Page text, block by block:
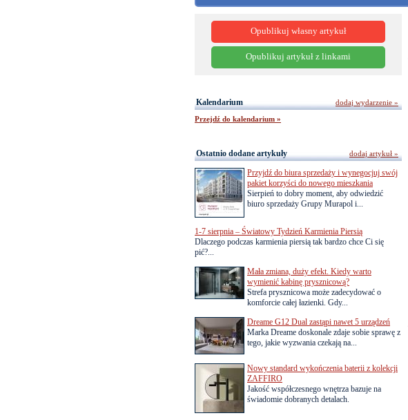
Opublikuj własny artykuł
Opublikuj artykuł z linkami
Kalendarium
Przejdź do kalendarium »
dodaj wydarzenie »
Ostatnio dodane artykuły
Przyjdź do biura sprzedaży i wynegocjuj swój
pakiet korzyści do nowego mieszkania
Sierpień to dobry moment, aby odwiedzić
biuro sprzedaży Grupy Murapol i...
1-7 sierpnia – Światowy Tydzień Karmienia Piersią
Dlaczego podczas karmienia piersią tak bardzo chce Ci się
pić?...
Mała zmiana, duży efekt. Kiedy warto
wymienić kabinę prysznicową?
Strefa prysznicowa może zadecydować o
komforcie całej łazienki. Gdy...
Dreame G12 Dual zastąpi nawet 5 urządzeń
Marka Dreame doskonale zdaje sobie sprawę z
tego, jakie wyzwania czekają na...
Nowy standard wykończenia baterii z kolekcji
ZAFFIRO
Jakość współczesnego wnętrza bazuje na
świadomie dobranych detalach.
dodaj artykuł »